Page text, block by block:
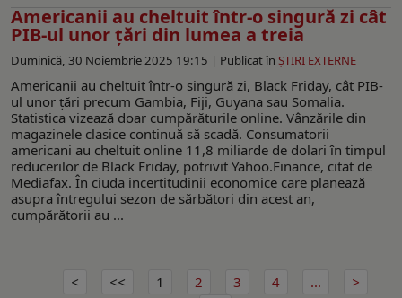
Americanii au cheltuit într-o singură zi cât
PIB-ul unor țări din lumea a treia
Duminică, 30 Noiembrie 2025 19:15 | Publicat în ŞTIRI EXTERNE
Americanii au cheltuit într-o singură zi, Black Friday, cât PIB-
ul unor țări precum Gambia, Fiji, Guyana sau Somalia.
Statistica vizează doar cumpărăturile online. Vânzările din
magazinele clasice continuă să scadă. Consumatorii
americani au cheltuit online 11,8 miliarde de dolari în timpul
reducerilor de Black Friday, potrivit Yahoo.Finance, citat de
Mediafax. În ciuda incertitudinii economice care planează
asupra întregului sezon de sărbători din acest an,
cumpărătorii au ...
1 2 3 4 ...